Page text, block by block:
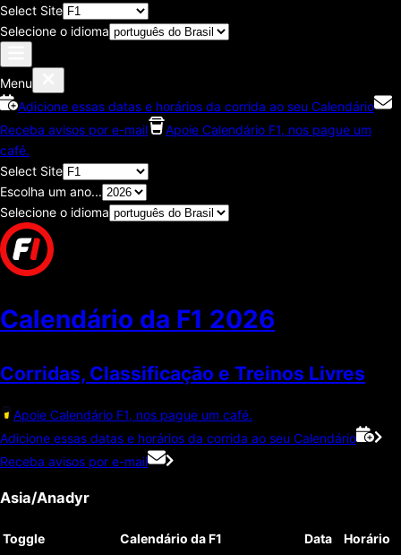
Select Site
Selecione o idioma
Menu
Adicione essas datas e horários da corrida ao seu Calendário
Receba avisos por e-mail
Apoie Calendário F1, nos pague um
café.
Select Site
Escolha um ano...
Selecione o idioma
Calendário da F1 2026
Corridas, Classificaçāo e Treinos Livres
Apoie Calendário F1, nos pague um café.
Adicione essas datas e horários da corrida ao seu Calendário
Receba avisos por e-mail
Asia/Anadyr
Toggle Calendário da F1 Data
Horário